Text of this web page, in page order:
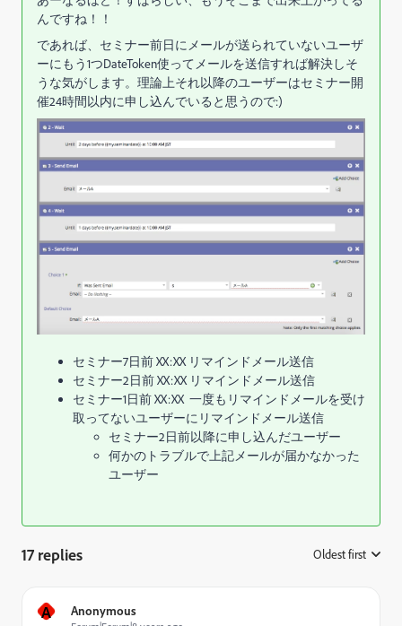
んですね！！
であれば、セミナー前日にメールが送られていないユーザ
ーにもう1つDateToken使ってメールを送信すれば解決しそ
うな気がします。理論上それ以降のユーザーはセミナー開
催24時間以内に申し込んでいると思うので:)
セミナー7日前 XX:XX リマインドメール送信
セミナー2日前 XX:XX リマインドメール送信
セミナー1日前 XX:XX 一度もリマインドメールを受け
取ってないユーザーにリマインドメール送信
セミナー2日前以降に申し込んだユーザー
何かのトラブルで上記メールが届かなかった
ユーザー
17 replies Oldest first
A Anonymous